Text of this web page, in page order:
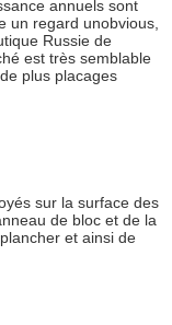
annuels sont
un regard unobvious,
Russie de
est très semblable
plus placages
sur la surface des
de bloc et de la
et ainsi de